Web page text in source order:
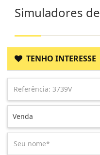
Simuladores de
TENHO INTERESSE
Venda